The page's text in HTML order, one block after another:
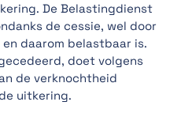
De Belastingdienst
de cessie, wel door
daarom belastbaar is.
doet volgens
de verknochtheid
uitkering.